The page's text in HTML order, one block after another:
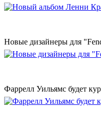
Новые дизайнеры для
Фаррелл Уильямс будет